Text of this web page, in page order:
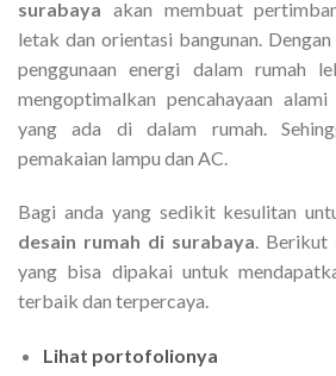
surabaya akan membuat
letak dan orientasi bangunan.
penggunaan energi dalam rumah
mengoptimalkan pencahayaan
yang ada di dalam rumah.
pemakaian lampu dan AC.
Bagi anda yang sedikit kesulitan
desain rumah di surabaya. Berikut
yang bisa dipakai untuk
terbaik dan terpercaya.
Lihat portofolionya